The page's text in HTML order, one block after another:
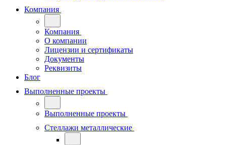
Компания
Компания
О компании
Лицензии и сертификаты
Документы
Реквизиты
Блог
Выполненные проекты
Выполненные проекты
Стеллажи металлические